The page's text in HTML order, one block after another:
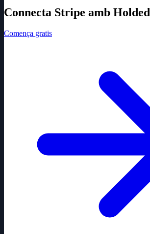
Connecta Stripe amb Holded
Comença gratis